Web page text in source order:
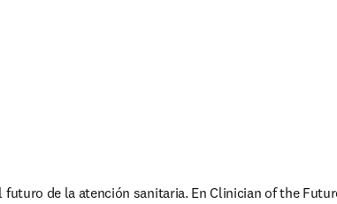
de la atención sanitaria. En Clinician of the